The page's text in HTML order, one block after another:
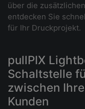
über die
entdecken Sie
für Ihr Druckprojekt.
pullPIX
Schaltstelle
zwischen
Kunden